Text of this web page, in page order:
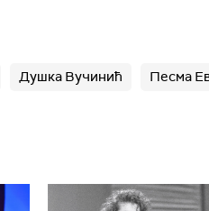
Душка Вучинић Песма